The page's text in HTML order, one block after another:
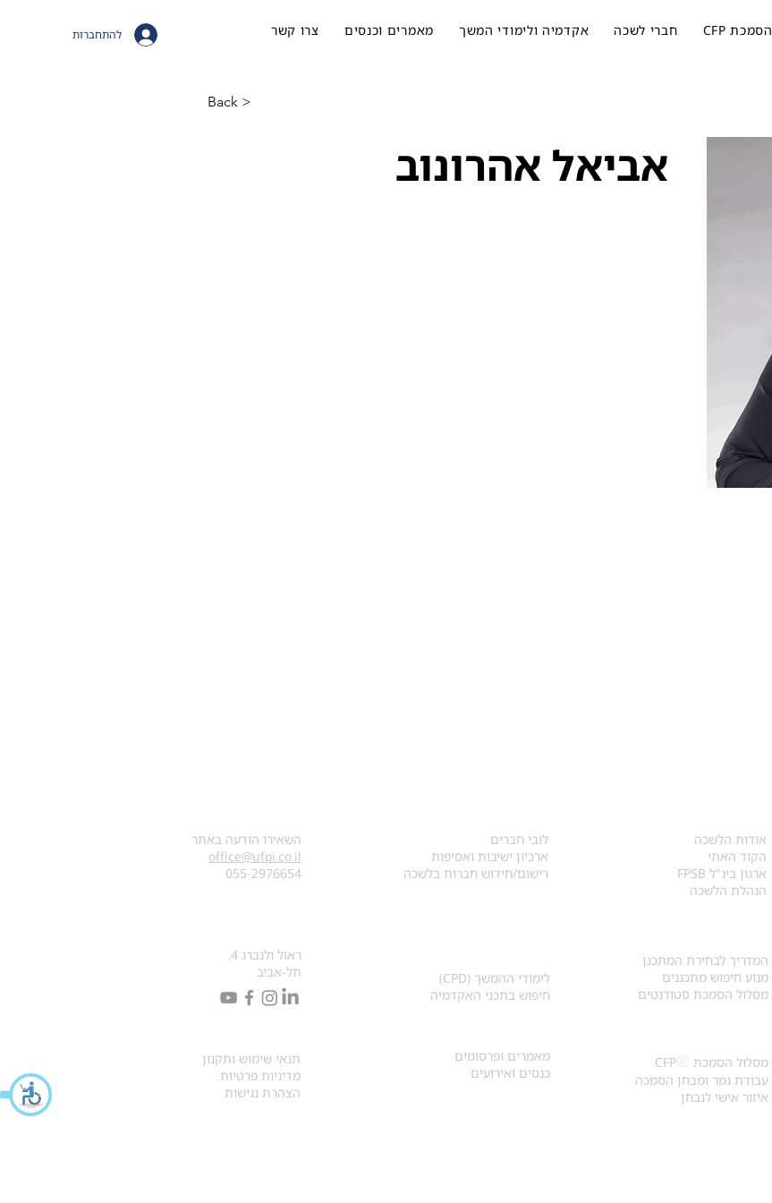
להתחברות הסמכת CFP חברי לשכה אקדמיה ולימודי המשך מאמרים וכנסים צרו קשר
< Back
אביאל אהרונוב
​אודות הלשכה
הקוד האתי
ארגון בינ"ל FPSB
הנהלת הלשכה
המדריך לבחירת המתכנן
מנוע חיפוש מתכננים
מסלול הסמכת סטודנטים
לובי חברים
ארכיון ישיבות ואסיפות
רישום/חידוש חברות בלשכה
השאירו הודעה באתר
office@ufpi.co.il
​055-2976654
לימודי ההמשך (CPD)
חיפוש בתכני האקדמיה
ראול ולנברג 4,
תל-אביב
מסלול הסמכת ®
CFP
עבודת גמר ומבחן הסמכה
איזור אישי לנבחן
מאמרים ופרסומים
כנסים ואירועים
תנאי שימוש ותקנון
מדיניות פרטיות
הצהרת נגישות